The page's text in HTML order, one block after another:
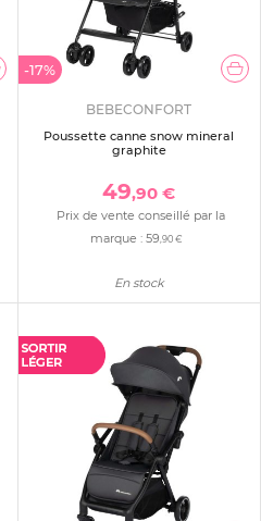
-17%
BEBECONFORT
Poussette canne snow mineral
graphite
49,90 €
Prix de vente conseillé par la
marque :59 ,90 €
En stock